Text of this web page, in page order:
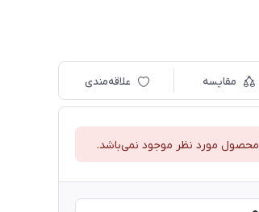
مقایسه علاقه‌مندی
محصول مورد نظر موجود نمی‌باشد.